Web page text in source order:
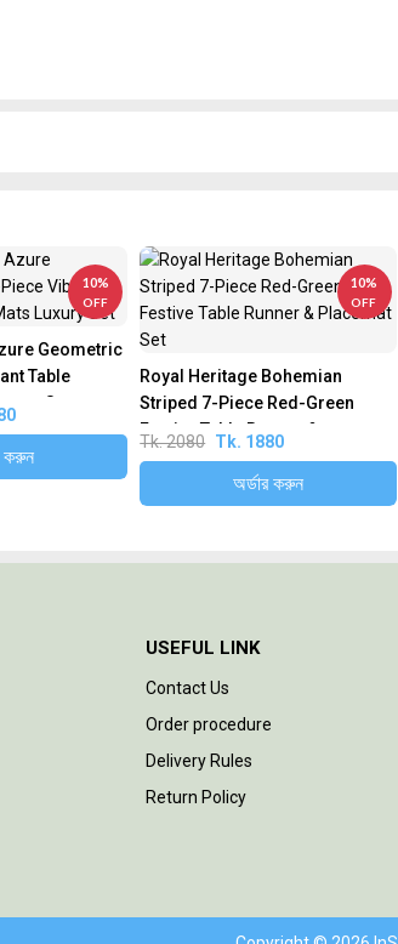
10%
OFF
Geometric
Table
Set
করুন
10%
OFF
Royal Heritage Bohemian
Striped 7-Piece Red-Green
Festive Table Runner &
Tk. 2080 Tk. 1880
অর্ডার করুন
USEFUL LINK
Contact Us
Order procedure
Delivery Rules
Return Policy